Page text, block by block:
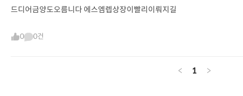
드디어금양도오름니다 에스엠렙상장이빨리이뤄지길
0 0건
< 1 >